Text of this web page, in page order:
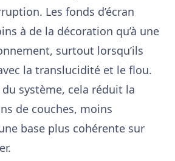
Les fonds d’écran
à de la décoration qu’à une
surtout lorsqu’ils
la translucidité et le flou.
système, cela réduit la
de couches, moins
base plus cohérente sur